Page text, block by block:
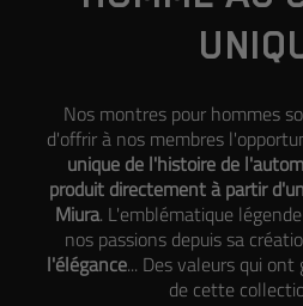
Nos montres pour hommes
d'offrir à nos membres
unique de l'histoire de
produit directement à partir
Miura. L'emblématique
nos passions depuis sa
l'élégance... Des valeurs qui
de cette